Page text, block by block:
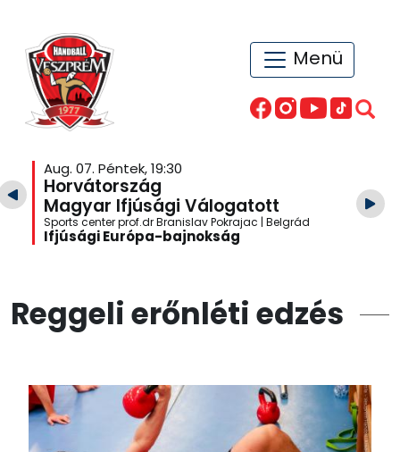
Menü
Aug. 07. Péntek, 19:30
Horvátország
Magyar Ifjúsági Válogatott
Sports center prof.dr Branislav Pokrajac | Belgrád
Ifjúsági Európa-bajnokság
Reggeli erőnléti edzés